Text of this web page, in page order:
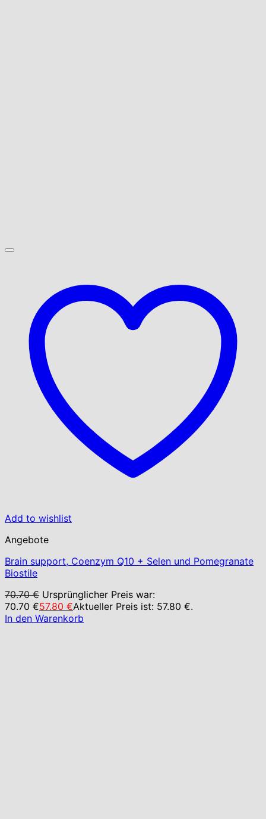
Add to wishlist
Angebote
Brain support, Coenzym Q10 + Selen und Pomegranate
Biostile
70.70€ Ursprünglicher Preis war:
70.70 €57.80 €Aktueller Preis ist: 57.80 €.
In den Warenkorb